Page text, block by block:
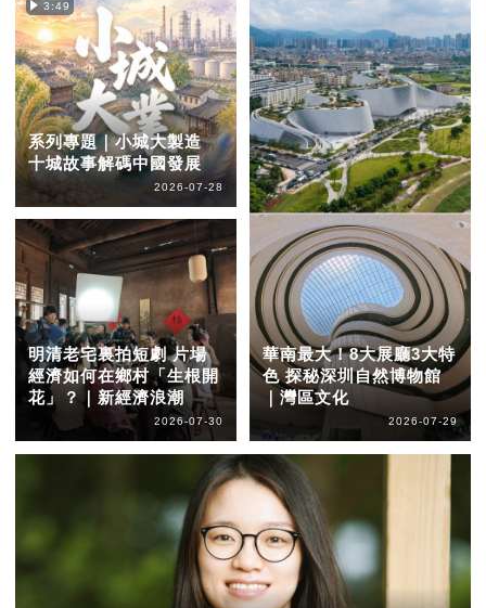
3:49
系列專題｜小城大製造
十城故事解碼中國發展
2026-07-28
明清老宅裏拍短劇 片場
經濟如何在鄉村「生根開
花」？｜新經濟浪潮
2026-07-30
華南最大！8大展廳3大特
色 探秘深圳自然博物館
｜灣區文化
2026-07-29